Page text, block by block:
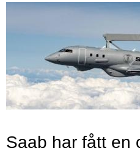
Saab har fått en